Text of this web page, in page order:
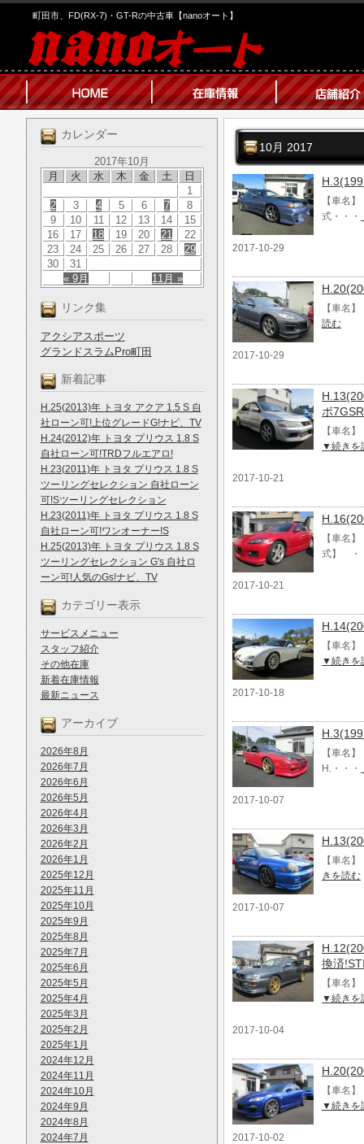
町田市、FD(RX-7)・GT-Rの中古車【nanoオート】
カレンダー
2017年10月
月
火 水 木 金 土 日
« 9月 11月 »
1
2
3 4 5 6 7
8
9
10 11 12 13 14
15
16
17 18 19 20 21
22
23
24 25 26 27 28
29
30
31
リンク集
アクシアスポーツ
グランドスラムPro町田
新着記事
H.25(2013)年 トヨタ アクア 1.5 S 自
社ローン可!上位グレードG!ナビ、TV
H.24(2012)年 トヨタ プリウス 1.8 S
自社ローン可!TRDフルエアロ!
H.23(2011)年 トヨタ プリウス 1.8 S
ツーリングセレクション 自社ローン
可!Sツーリングセレクション
H.23(2011)年 トヨタ プリウス 1.8 S
自社ローン可!ワンオーナー!S
H.25(2013)年 トヨタ プリウス 1.8 S
ツーリングセレクション G's 自社ロ
ーン可!人気のGs!ナビ、TV
カテゴリー表示
サービスメニュー
スタッフ紹介
その他在庫
新着在庫情報
最新ニュース
アーカイブ
2026年8月
2026年7月
2026年6月
2026年5月
2026年4月
2026年3月
2026年2月
2026年1月
2025年12月
2025年11月
2025年10月
2025年9月
2025年8月
2025年7月
2025年6月
2025年5月
2025年4月
2025年3月
2025年2月
2025年1月
2024年12月
2024年11月
2024年10月
2024年9月
2024年8月
2024年7月
10月 2017
【車名
式・・・
2017-10-29
【車名
読む
2017-10-29
ボ7GSR
【車名
▼続きを
2017-10-21
【車名
式】 ・
2017-10-21
【車名
▼続きを
2017-10-18
【車名
H.・・・
2017-10-07
【車名
きを読む
2017-10-07
換済
【車名
▼続きを
2017-10-04
【車名
▼続きを
2017-10-02